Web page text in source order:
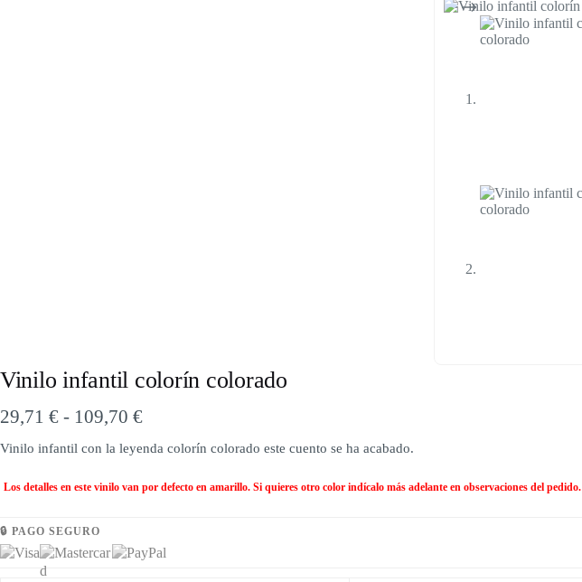
Vinilo infantil colorín colorado
29,71 € - 109,70 €
Vinilo infantil con la leyenda colorín colorado este cuento se ha acabado.
Los detalles en este vinilo van por defecto en amarillo. Si quieres otro color indícalo más adelante en observaciones del pedido.
🔒 PAGO SEGURO